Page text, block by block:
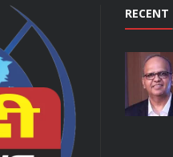
RECENT